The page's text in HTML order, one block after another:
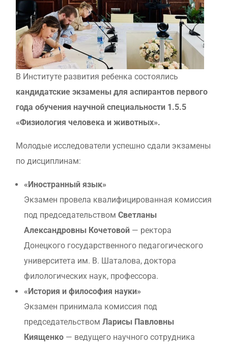
В Институте развития ребенка состоялись
кандидатские экзамены для аспирантов первого
года обучения научной специальности 1.5.5
«Физиология человека и животных».
Молодые исследователи успешно сдали экзамены
по дисциплинам:
«Иностранный язык»
Экзамен провела квалифицированная комиссия
под председательствомСветланы
Александровны Кочетовой — ректора
Донецкого государственного педагогического
университета им. В. Шаталова, доктора
филологических наук, профессора.
«История и философия науки»
Экзамен принимала комиссия под
председательствомЛарисы Павловны
Киященко — ведущего научного сотрудника